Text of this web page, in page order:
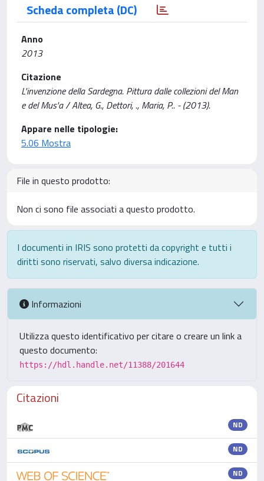
Scheda completa (DC)
Anno
2013
Citazione
L'invenzione della Sardegna. Pittura dalle collezioni del Man
e del Mus'a / Altea, G., Dettori, ., Maria, P.. - (2013).
Appare nelle tipologie:
5.06 Mostra
File in questo prodotto:
Non ci sono file associati a questo prodotto.
I documenti in IRIS sono protetti da copyright e tutti i
diritti sono riservati, salvo diversa indicazione.
Informazioni
Utilizza questo identificativo per citare o creare un link a
questo documento:
https://hdl.handle.net/11388/201644
Citazioni
ND
ND
ND